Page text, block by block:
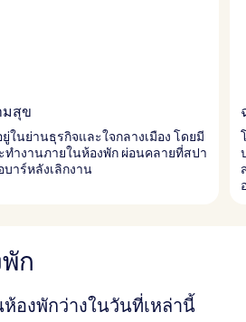
มสุข
ในย่านธุรกิจและใจกลางเมือง โดยมี
ำงานภายในห้องพัก ผ่อนคลายที่สปา
าร์หลังเลิกงาน
ก
องพักว่างในวันที่เหล่านี้